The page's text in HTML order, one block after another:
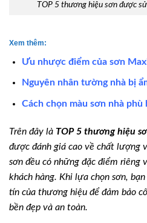
TOP 5 thương hiệu sơn được
Xem thêm:
Ưu nhược điểm của sơn
Nguyên nhân tường nhà bị
Cách chọn màu sơn nhà
Trên đây là TOP 5 thương hiệu
được đánh giá cao về chất lượng
sơn đều có những đặc điểm riêng
khách hàng. Khi lựa chọn sơn,
tín của thương hiệu để đảm bảo
bền đẹp và an toàn.